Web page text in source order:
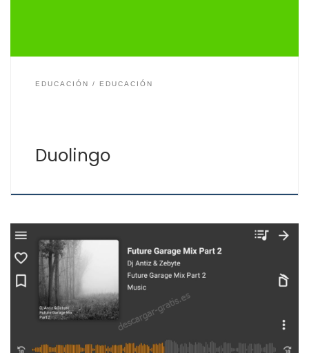
EDUCACIÓN EDUCACIÓN
Duolingo
Aimp es un reproductor de audio gratis para PC con
Windows y dispositivos con Android y compatible con
Android Auto. Aimp se lanzó en 2006 y para muchos
usuarios es la alternativa al famoso Winamp. Para los
usuarios que usaban Winamp, Aimp es una opción muy
recomendada ya que su […]